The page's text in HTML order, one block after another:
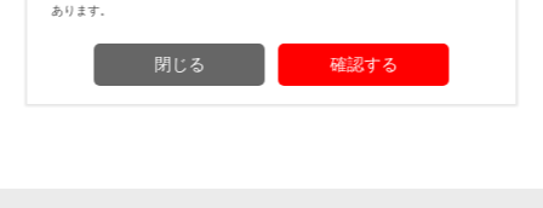
(c) Mynavi Corporation
あります。
閉じる 確認する